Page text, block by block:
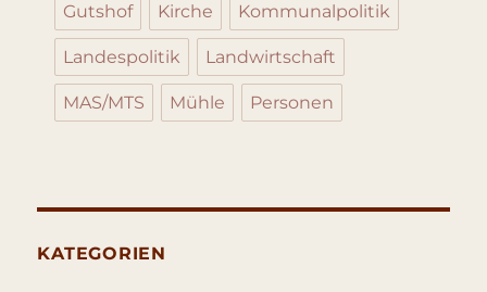
Gutshof Kirche Kommunalpolitik
Landespolitik Landwirtschaft
MAS/MTS Mühle Personen
KATEGORIEN